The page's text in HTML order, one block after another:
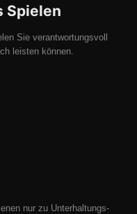
Spielen
Sie verantwortungsvoll
leisten können.
nur zu Unterhaltungs-